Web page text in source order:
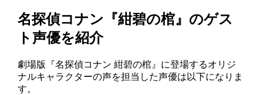
名探偵コナン『紺碧の棺』のゲス
ト声優を紹介
劇場版『名探偵コナン 紺碧の棺』に登場するオリジ
ナルキャラクターの声を担当した声優は以下になりま
す。